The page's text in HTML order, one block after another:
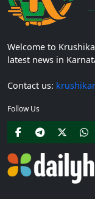
Welcome to
latest news in
Contact us:
Follow Us